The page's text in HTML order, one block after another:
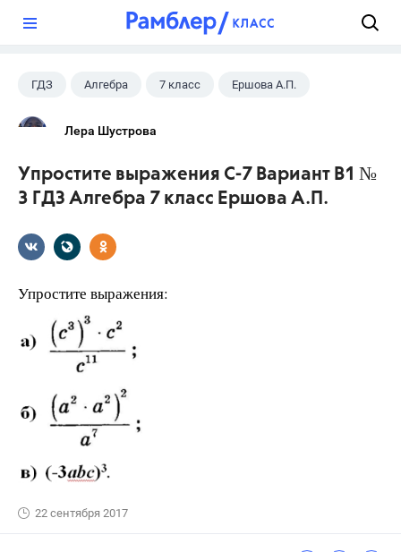
ГДЗ Алгебра 7 класс Ершова А.П.
Лера Шустрова
Упростите выражения С-7 Вариант В1 №
3 ГДЗ Алгебра 7 класс Ершова А.П.
Упростите выражения:
22 сентября 2017